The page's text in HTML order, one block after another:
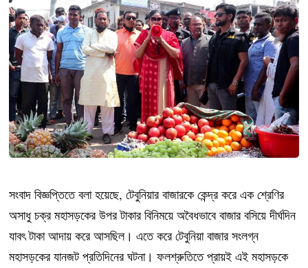
সংবাদ বিজ্ঞপ্তিতে বলা হয়েছে, টেবুনিয়ার বাজারকে কেন্দ্র করে এক শ্রেণির
অসাধু চক্র মহাসড়কের উপর টাকার বিনিময়ে অবৈধভাবে বাজার বসিয়ে দীর্ঘদিন
যাবৎ টাকা আদায় করে আসছিল। এতে করে টেবুনিয়া বাজার সংলগ্ন
মহাসড়কের যানজট প্রতিদিনের ঘটনা। ফলশ্রুতিতে প্রায়ই এই মহাসড়কে